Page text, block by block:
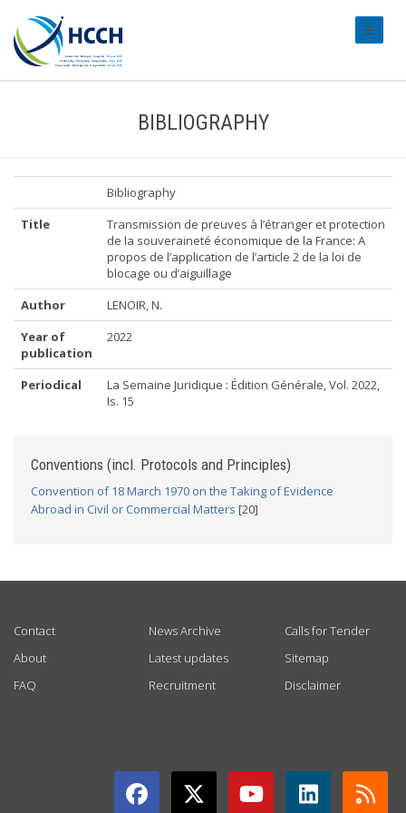
BIBLIOGRAPHY
Bibliography
Title
Transmission de preuves à l’étranger et protection
de la souveraineté économique de la France: A
propos de l’application de l’article 2 de la loi de
blocage ou d’aiguillage
Author
LENOIR, N.
Year of
publication
2022
Periodical
La Semaine Juridique : Édition Générale, Vol. 2022,
Is. 15
Conventions (incl. Protocols and Principles)
Convention of 18 March 1970 on the Taking of Evidence
Abroad in Civil or Commercial Matters [20]
Contact
About
FAQ
News Archive
Latest updates
Recruitment
Calls for Tender
Sitemap
Disclaimer